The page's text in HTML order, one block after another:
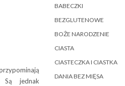
Są jednak
BABECZKI
BEZGLUTENOWE
BOŻE NARODZENIE
CIASTA
CIASTECZKA I CIASTKA
DANIA BEZ MIĘSA